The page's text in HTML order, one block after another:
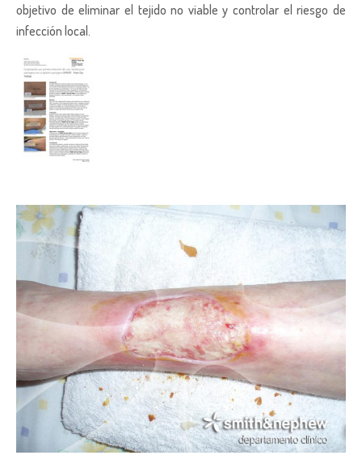
objetivo de eliminar el tejido no viable y controlar el riesgo de
infección local.